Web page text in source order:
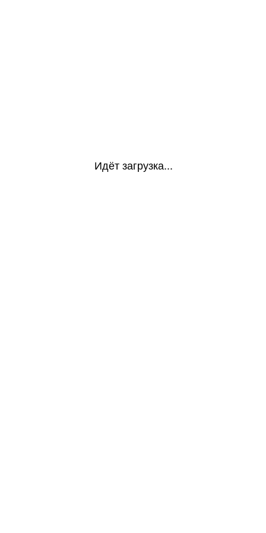
Идёт загрузка...